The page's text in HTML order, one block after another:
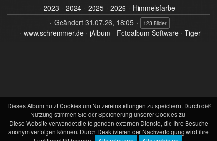
2023
2024 2025 2026
Himmelsfarbe
Geändert 31.07.26, 18:05 123 Bilder
www.schremmer.de· jAlbum - Fotoalbum Software· Tiger
×
Dieses Album nutzt Cookies um Nutzereinstellungen zu speichern. Durch die
Nutzung stimmen Sie der Speicherung unserer Cookies zu.
Diese Website verwendet die folgenden externen Dienste, die Ihre Besuche
anonym verfolgen können. Durch Deaktivieren der Nachverfolgung wird ihre